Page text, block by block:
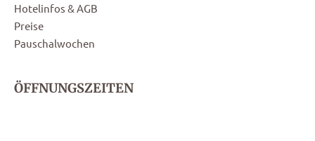
Hotelinfos & AGB
Preise
Pauschalwochen
ÖFFNUNGSZEITEN